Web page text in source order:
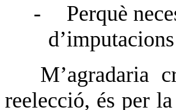
-
Perquè
M’agradaria
reelecció, és per